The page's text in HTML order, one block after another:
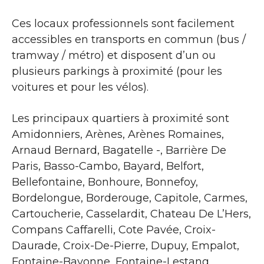
Ces locaux professionnels sont facilement
accessibles en transports en commun (bus /
tramway / métro) et disposent d’un ou
plusieurs parkings à proximité (pour les
voitures et pour les vélos).
Les principaux quartiers à proximité sont
Amidonniers, Arènes, Arènes Romaines,
Arnaud Bernard, Bagatelle -, Barrière De
Paris, Basso-Cambo, Bayard, Belfort,
Bellefontaine, Bonhoure, Bonnefoy,
Bordelongue, Borderouge, Capitole, Carmes,
Cartoucherie, Casselardit, Chateau De L’Hers,
Compans Caffarelli, Cote Pavée, Croix-
Daurade, Croix-De-Pierre, Dupuy, Empalot,